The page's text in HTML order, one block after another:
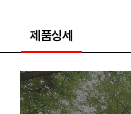
제품상세